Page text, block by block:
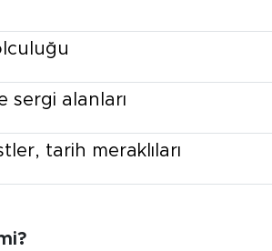
sergi alanları
tarih meraklıları